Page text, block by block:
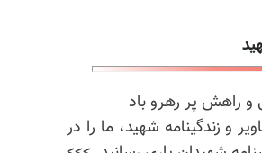
راهش پر رهرو باد
و زندگینامه شهید، ما را در